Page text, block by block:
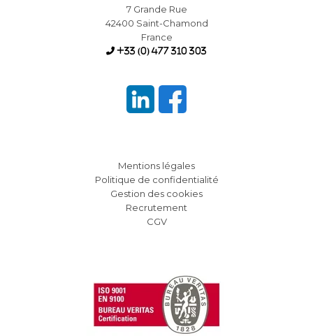
7 Grande Rue
42400 Saint-Chamond
France
+33 (0) 477 310 303
Mentions légales
Politique de confidentialité
Gestion des cookies
Recrutement
CGV